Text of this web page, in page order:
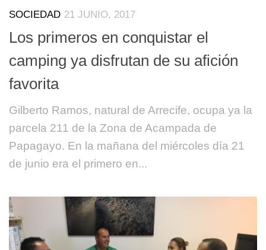
SOCIEDAD 21 JUNIO, 2017
Los primeros en conquistar el
camping ya disfrutan de su afición
favorita
Gilberto Ramos, natural de Arrecife, ocupa ya la
parcela 211 de la Zona de Acampada de
Papagayo. En la mañana del miércoles día 21
de junio era el primero en...